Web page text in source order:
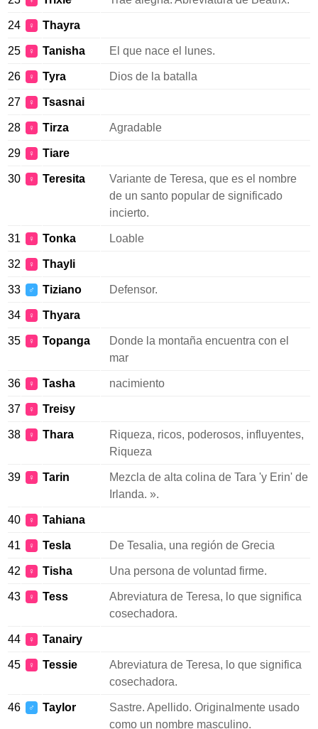
24 ♀ Thayra
25 ♀ Tanisha El que nace el lunes.
26 ♀ Tyra Dios de la batalla
27 ♀ Tsasnai
28 ♀ Tirza Agradable
29 ♀ Tiare
30 ♀ Teresita
Variante de Teresa, que es el nombre
de un santo popular de significado
incierto.
31 ♀ Tonka Loable
32 ♀ Thayli
33 ♂ Tiziano Defensor.
34 ♀ Thyara
35 ♀ Topanga
Donde la montaña encuentra con el
mar
36 ♀ Tasha nacimiento
37 ♀ Treisy
38 ♀ Thara
Riqueza, ricos, poderosos, influyentes,
Riqueza
39 ♀ Tarin
Mezcla de alta colina de Tara 'y Erin' de
Irlanda. ».
40 ♀ Tahiana
41 ♀ Tesla De Tesalia, una región de Grecia
42 ♀ Tisha Una persona de voluntad firme.
43 ♀ Tess
Abreviatura de Teresa, lo que significa
cosechadora.
44 ♀ Tanairy
45 ♀ Tessie
Abreviatura de Teresa, lo que significa
cosechadora.
46 ♂ Taylor
Sastre. Apellido. Originalmente usado
como un nombre masculino.